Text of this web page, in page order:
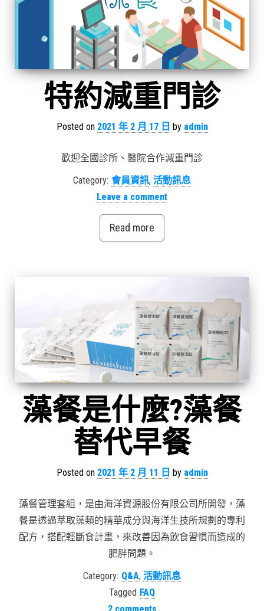
特約減重門診
Posted on 2021 年 2 月 17 日 by admin
歡迎全國診所、醫院合作減重門診
Category: 會員資訊, 活動訊息
Leave a comment
Read more
藻餐是什麼?藻餐
替代早餐
Posted on 2021 年 2 月 11 日 by admin
藻餐管理套組，是由海洋資源股份有限公司所開發，藻
餐是透過萃取藻類的精華成分與海洋生技所規劃的專利
配方，搭配輕斷食計畫，來改善因為飲食習慣而造成的
肥胖問題。
Category: Q&A, 活動訊息
Tagged FAQ
2 comments